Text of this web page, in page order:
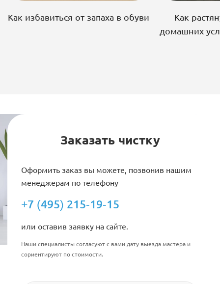
Как избавиться от запаха в обуви
Как
домашних
Заказать чистку
Оформить заказ вы можете, позвонив нашим
менеджерам по телефону
+7 (495) 215-19-15
или оставив заявку на сайте.
Наши специалисты согласуют с вами дату выезда мастера и
сориентируют по стоимости.